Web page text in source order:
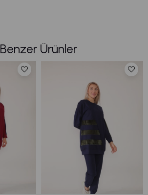
Benzer Ürünler